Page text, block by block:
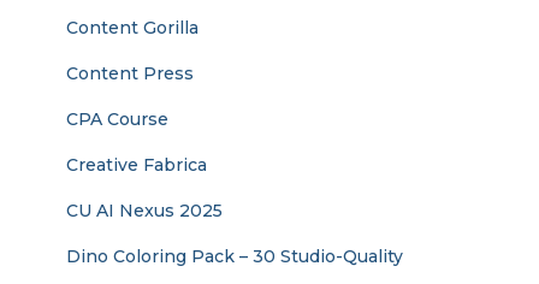
Content Gorilla
Content Press
CPA Course
Creative Fabrica
CU AI Nexus 2025
Dino Coloring Pack – 30 Studio-Quality